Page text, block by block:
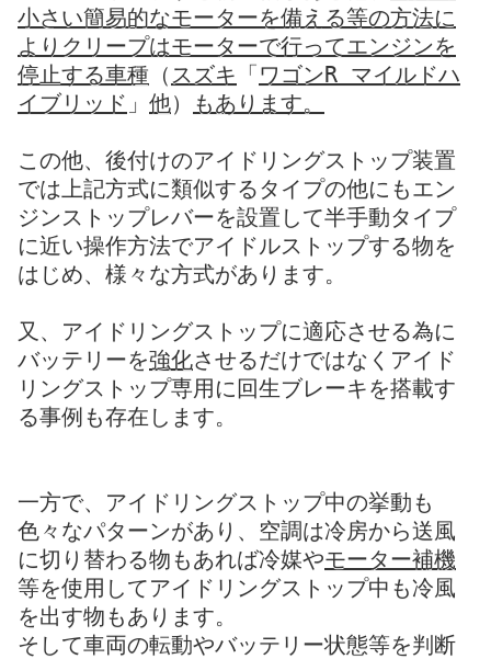
小さい簡易的なモーターを備える等の方法に
よりクリープはモーターで行ってエンジンを
停止する車種 （スズキ 「ワゴンR マイルドハ
イブリッド 」 他） もあります。
この他、後付けのアイドリングストップ装置
では上記方式に類似するタイプの他にもエン
ジンストップレバーを設置して半手動タイプ
に近い操作方法でアイドルストップする物を
はじめ、様々な方式があります。
又、アイドリングストップに適応させる為に
バッテリーを強化させるだけではなくアイド
リングストップ専用に回生ブレーキを搭載す
る事例も存在します。
一方で、アイドリングストップ中の挙動も
色々なパターンがあり、空調は冷房から送風
に切り替わる物もあれば冷媒やモーター補機
等を使用してアイドリングストップ中も冷風
を出す物もあります。
そして車両の転動やバッテリー状態等を判断